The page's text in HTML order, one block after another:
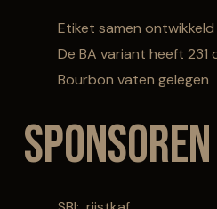
Etiket samen
De BA variant heeft 231
Bourbon vaten gelegen
Sponsoren